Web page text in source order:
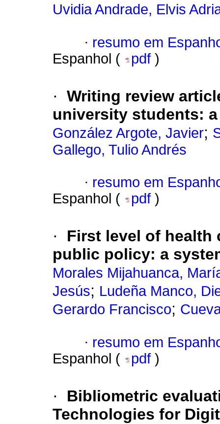
Uvidia Andrade, Elvis
· resumo em
Espanhol (
pdf )
· Writing review
university students:
González Argote, Javier;
Gallego, Tulio Andrés
· resumo em
Espanhol (
pdf )
·
First level of health
public policy: a
Morales Mijahuanca,
Jesús; Ludeña Manco,
Gerardo Francisco;
· resumo em
Espanhol (
pdf )
·
Bibliometric
Technologies for